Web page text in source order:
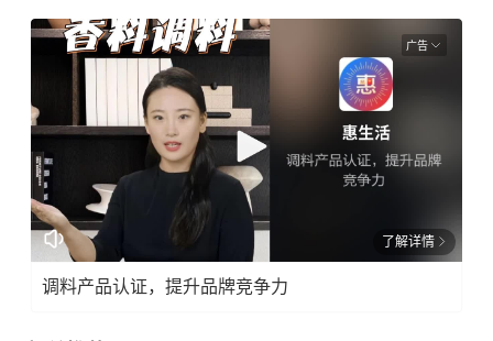
广告
了解详情
调料产品认证，提升品牌竞争力